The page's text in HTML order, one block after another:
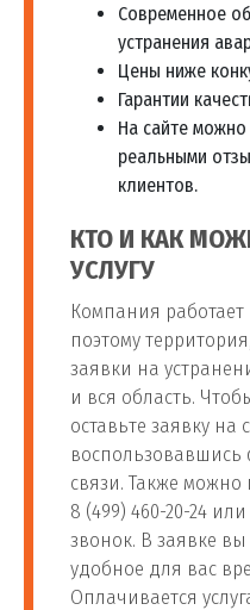
Современное
устранения
Цены ниже
Гарантии
На сайте можно
реальными
клиентов.
КТО И КАК
УСЛУГУ
Компания
поэтому
заявки на
и вся область.
оставьте заявку на
связи. Также
8 (499) 460-20-24
звонок. В заявке вы
удобное для вас
Оплачивается